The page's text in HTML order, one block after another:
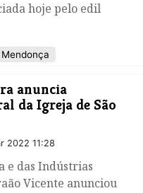
hoje pelo edil
anuncia
da Igreja de São
2022 11:28
e das Indústrias
Vicente anunciou